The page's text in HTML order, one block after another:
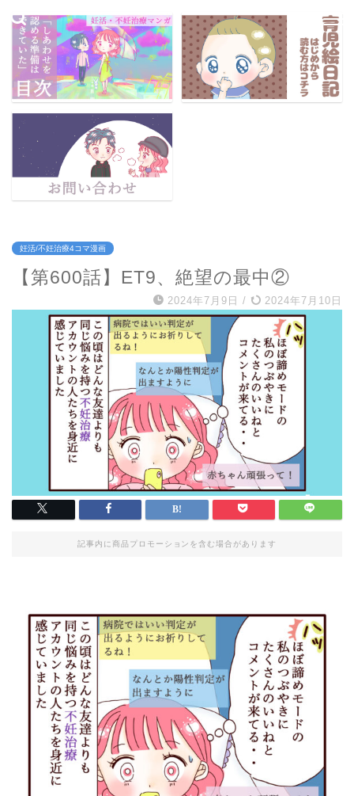
妊活/不妊治療4コマ漫画
【第600話】ET9、絶望の最中②
2024年7月9日 / 2024年7月10日
記事内に商品プロモーションを含む場合があります